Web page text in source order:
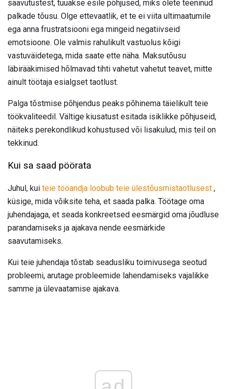
saavutustest, tuuakse esile põhjused, miks olete teeninud
palkade tõusu. Olge ettevaatlik, et te ei viita ultimaatumile
ega anna frustratsiooni ega mingeid negatiivseid
emotsioone. Ole valmis rahulikult vastuolus kõigi
vastuväidetega, mida saate ette näha. Maksutõusu
läbirääkimised hõlmavad tihti vahetut vahetut teavet, mitte
ainult töötaja esialgset taotlust.
Palga tõstmise põhjendus peaks põhinema täielikult teie
töökvaliteedil. Vältige kiusatust esitada isiklikke põhjuseid,
näiteks perekondlikud kohustused või lisakulud, mis teil on
tekkinud.
Kui sa saad pöörata
Juhul, kui teie tööandja loobub teie ülestõusmistaotlusest ,
küsige, mida võiksite teha, et saada palka. Töötage oma
juhendajaga, et seada konkreetsed eesmärgid oma jõudluse
parandamiseks ja ajakava nende eesmärkide
saavutamiseks.
Kui teie juhendaja tõstab seadusliku toimivusega seotud
probleemi, arutage probleemide lahendamiseks vajalikke
samme ja ülevaatamise ajakava.